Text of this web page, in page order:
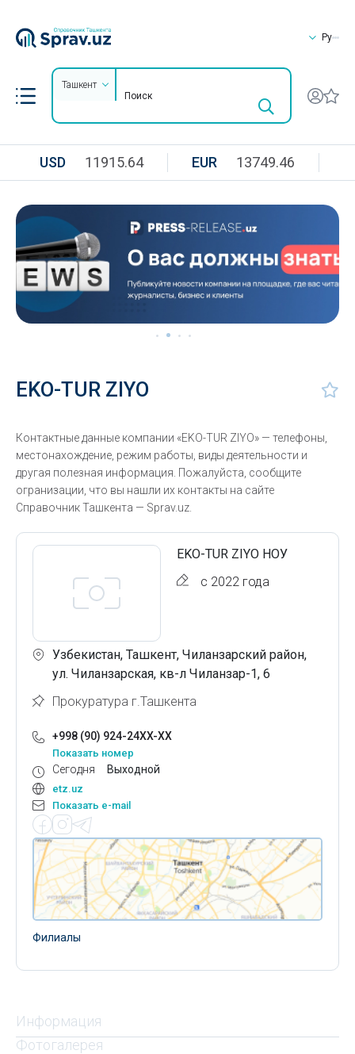
Ру
Ташкент
USD 11915.64 EUR 13749.46
EKO-TUR ZIYO
Контактные данные компании «EKO-TUR ZIYO» — телефоны,
местонахождение, режим работы, виды деятельности и
другая полезная информация. Пожалуйста, сообщите
огранизации, что вы нашли их контакты на сайте
Справочник Ташкента — Sprav.uz.
EKO-TUR ZIYO НОУ
с 2022 года
Узбекистан, Ташкент, Чиланзарский район,
ул. Чиланзарская, кв-л Чиланзар-1, 6
Прокуратура г.Ташкента
+998 (90) 924-24XX-XX
Показать номер
Сегодня Выходной
etz.uz
Показать e-mail
Филиалы
Информация
Фотогалерея